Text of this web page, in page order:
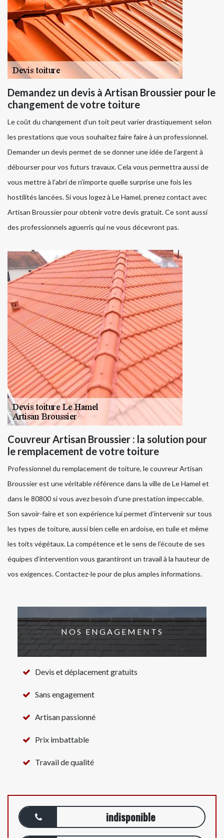
Demandez un devis à Artisan Broussier pour le
changement de votre toiture
Le coût du changement d’un toit peut varier drastiquement selon
les prestations que vous souhaitez faire faire à un professionnel.
Demander un devis permet de se donner une idée de l’argent à
débourser pour vos futurs travaux. Cela vous permettra aussi de
vous mettre à l’abri de n’importe quelle surprise une fois les
hostilités lancées. Si vous logez à Le Hamel, prenez contact avec
Artisan Broussier pour obtenir votre devis gratuit. Ce sont aussi
des professionnels aguerris qui ne vous décevront pas.
Couvreur Artisan Broussier : la solution pour
le remplacement de votre toiture
Professionnel du remplacement de toiture, le couvreur Artisan
Broussier est une véritable référence dans la ville de Le Hamel et
dans le 80800 si vous avez besoin d’une prestation impeccable.
Son savoir-faire et son expérience lui permet d’intervenir sur tous
les types de toiture, aussi bien celle en ardoise, en tuile et même
les toits végétaux. La compétence et le sens de l’écoute de ses
équipes d’intervention vous garantiront un travail à la hauteur de
vos exigences. Contactez-le pour de plus amples informations.
NOS ENGAGEMENTS
Devis et déplacement gratuits
Sans engagement
Artisan passionné
Prix imbattable
Travail de qualité
indisponible